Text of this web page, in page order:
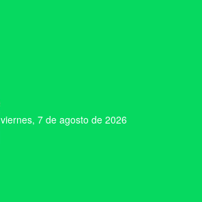
viernes, 7 de agosto de 2026